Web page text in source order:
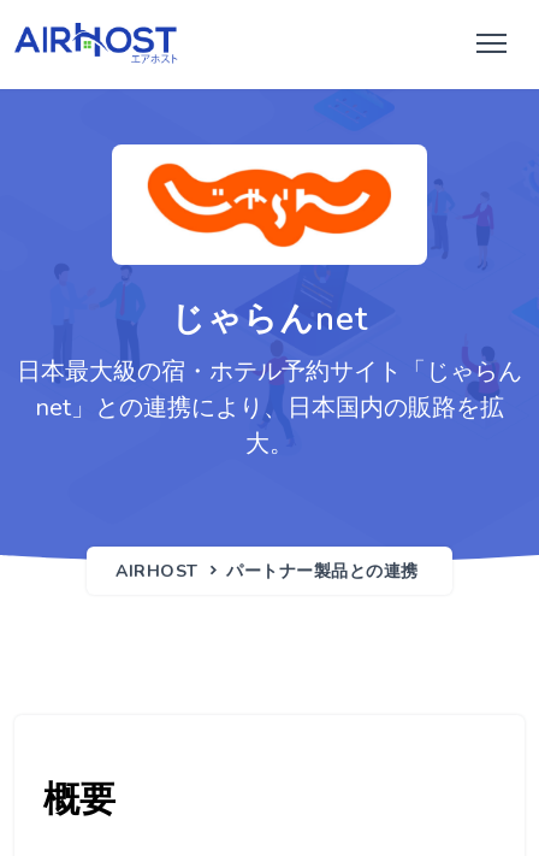
じゃらんnet
日本最大級の宿・ホテル予約サイト「じゃらん
net」との連携により、日本国内の販路を拡
大。
AIRHOST パートナー製品との連携
概要